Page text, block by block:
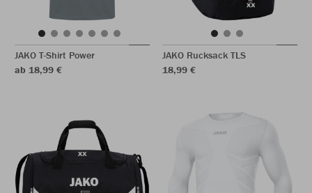
JAKO T-Shirt Power
ab 18,99 €
JAKO Rucksack TLS
18,99 €